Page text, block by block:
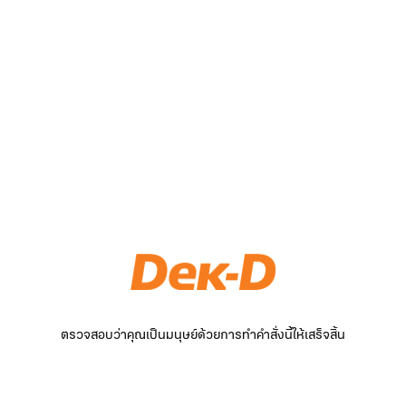
ตรวจสอบว่าคุณเป็นมนุษย์ด้วยการทำคำสั่งนี้ให้เสร็จสิ้น